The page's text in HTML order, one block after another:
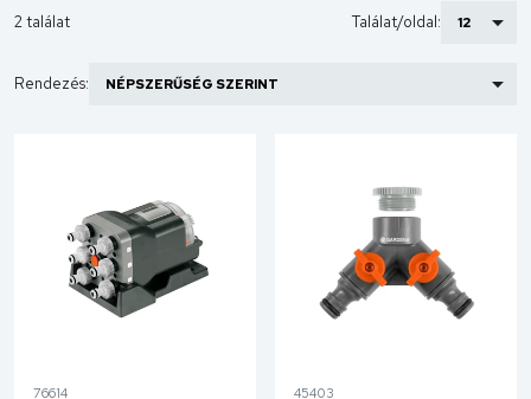
2 találat Találat/oldal:
Rendezés:
76614 45403